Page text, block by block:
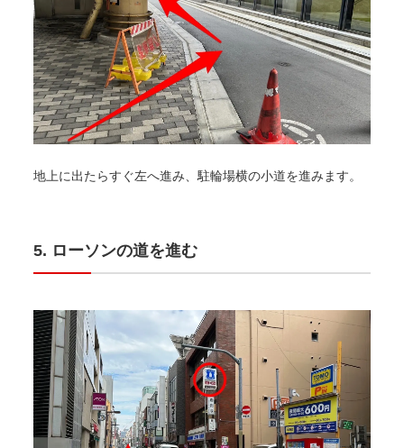
地上に出たらすぐ左へ進み、駐輪場横の小道を進みます。
ローソンの道を進む